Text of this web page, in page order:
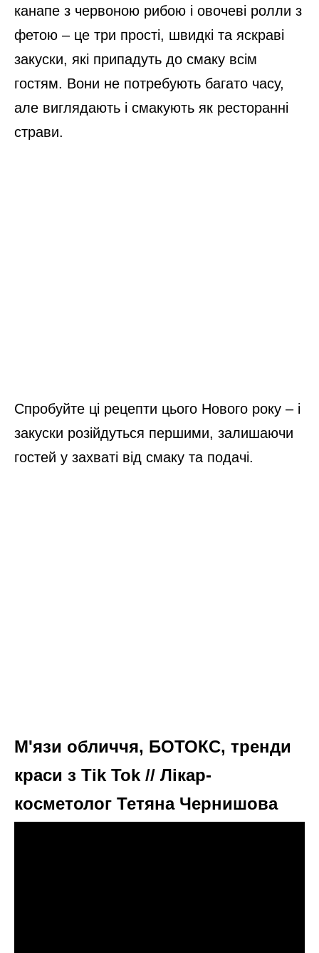
канапе з червоною рибою і овочеві ролли з
фетою – це три прості, швидкі та яскраві
закуски, які припадуть до смаку всім
гостям. Вони не потребують багато часу,
але виглядають і смакують як ресторанні
страви.
Спробуйте ці рецепти цього Нового року – і
закуски розійдуться першими, залишаючи
гостей у захваті від смаку та подачі.
М'язи обличчя, БОТОКС, тренди
краси з Tik Tok // Лікар-
косметолог Тетяна Чернишова